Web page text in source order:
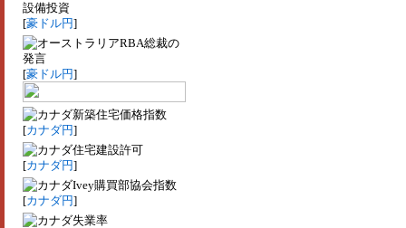
設備投資
[豪ドル円]
RBA総裁の
発言
[豪ドル円]
新築住宅価格指数
[カナダ円]
住宅建設許可
[カナダ円]
Ivey購買部協会指数
[カナダ円]
失業率